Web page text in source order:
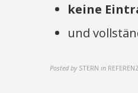
keine
und
Posted by STERN in